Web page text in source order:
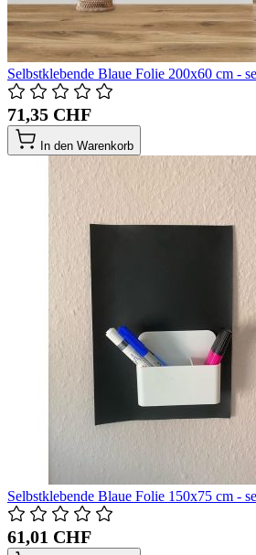
Selbstklebende Blaue Folie 200x60 cm -
71,35 CHF
In den Warenkorb
Selbstklebende Blaue Folie 150x75 cm -
61,01 CHF